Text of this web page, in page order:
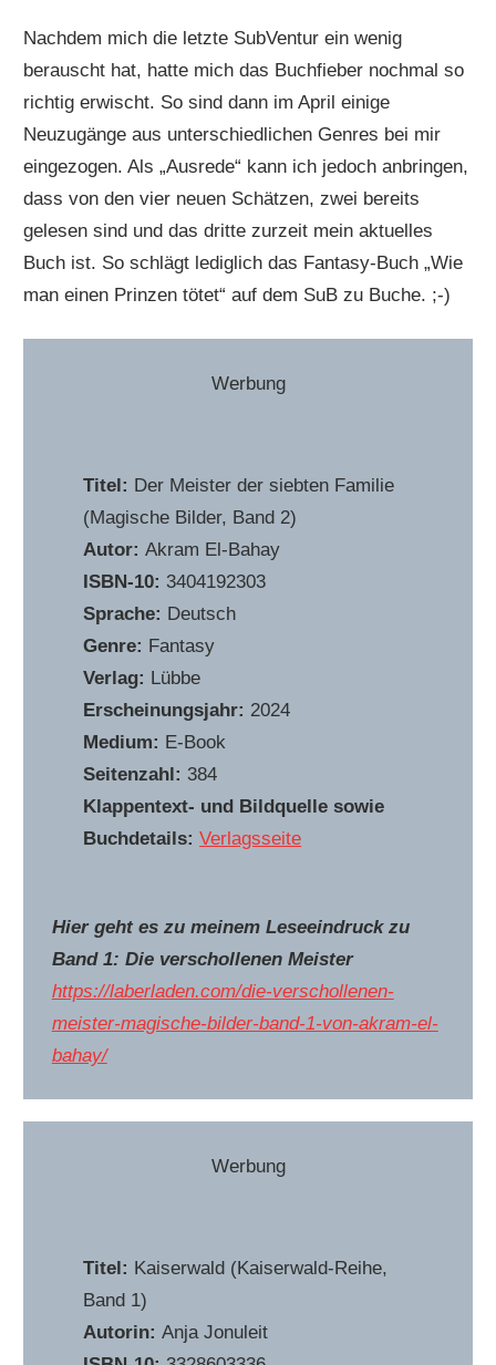
Nachdem mich die letzte SubVentur ein wenig
berauscht hat, hatte mich das Buchfieber nochmal so
richtig erwischt. So sind dann im April einige
Neuzugänge aus unterschiedlichen Genres bei mir
eingezogen. Als „Ausrede“ kann ich jedoch anbringen,
dass von den vier neuen Schätzen, zwei bereits
gelesen sind und das dritte zurzeit mein aktuelles
Buch ist. So schlägt lediglich das Fantasy-Buch „Wie
man einen Prinzen tötet“ auf dem SuB zu Buche. ;-)
Werbung
Titel: Der Meister der siebten Familie
(Magische Bilder, Band 2)
Autor:Akram El-Bahay
ISBN-10:3404192303
Sprache: Deutsch
Genre: Fantasy
Verlag: Lübbe
Erscheinungsjahr: 2024
Medium: E-Book
Seitenzahl:384
Klappentext- und Bildquelle sowie
Buchdetails: Verlagsseite
Hier geht es zu meinem Leseeindruck zu
Band 1: Die verschollenen Meister
https://laberladen.com/die-verschollenen-
meister-magische-bilder-band-1-von-akram-el-
bahay/
Werbung
Titel: Kaiserwald (Kaiserwald-Reihe,
Band 1)
Autorin:Anja Jonuleit